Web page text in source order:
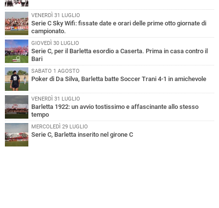
VENERDÌ 31 LUGLIO
Serie C Sky Wifi: fissate date e orari delle prime otto giornate di
campionato.
GIOVEDÌ 30 LUGLIO
Serie C, per il Barletta esordio a Caserta. Prima in casa contro il
Bari
SABATO 1 AGOSTO
Poker di Da Silva, Barletta batte Soccer Trani 4-1 in amichevole
VENERDÌ 31 LUGLIO
Barletta 1922: un avvio tostissimo e affascinante allo stesso
tempo
MERCOLEDÌ 29 LUGLIO
Serie C, Barletta inserito nel girone C